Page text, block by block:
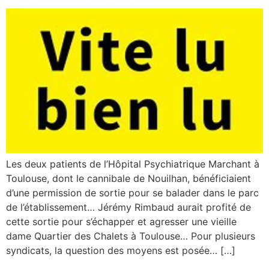
Les deux patients de l’Hôpital Psychiatrique Marchant à
Toulouse, dont le cannibale de Nouilhan, bénéficiaient
d’une permission de sortie pour se balader dans le parc
de l’établissement… Jérémy Rimbaud aurait profité de
cette sortie pour s’échapper et agresser une vieille
dame Quartier des Chalets à Toulouse… Pour plusieurs
syndicats, la question des moyens est posée… […]